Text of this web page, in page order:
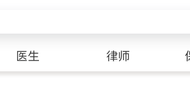
医生 律师